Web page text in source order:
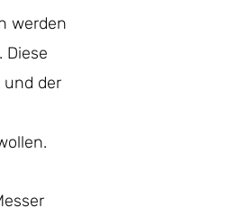
werden
Diese
und der